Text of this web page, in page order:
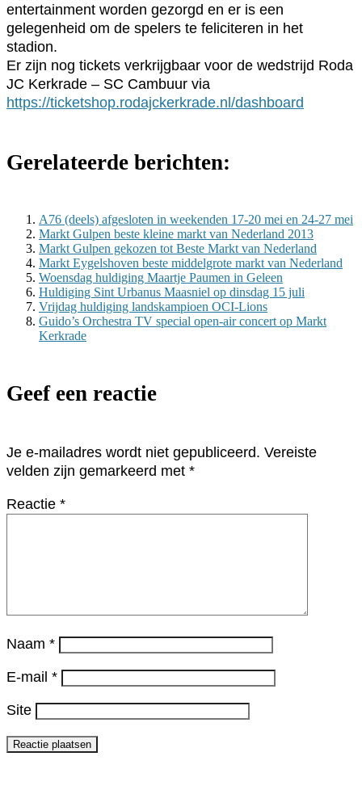
entertainment worden gezorgd en er is een
gelegenheid om de spelers te feliciteren in het
stadion.
Er zijn nog tickets verkrijgbaar voor de wedstrijd Roda
JC Kerkrade – SC Cambuur via
https://ticketshop.rodajckerkrade.nl/dashboard
Gerelateerde berichten:
A76 (deels) afgesloten in weekenden 17-20 mei en 24-27 mei
Markt Gulpen beste kleine markt van Nederland 2013
Markt Gulpen gekozen tot Beste Markt van Nederland
Markt Eygelshoven beste middelgrote markt van Nederland
Woensdag huldiging Maartje Paumen in Geleen
Huldiging Sint Urbanus Maasniel op dinsdag 15 juli
Vrijdag huldiging landskampioen OCI-Lions
Guido’s Orchestra TV special open-air concert op Markt
Kerkrade
Geef een reactie
Je e-mailadres wordt niet gepubliceerd. Vereiste
velden zijn gemarkeerd met *
Reactie *
Naam *
E-mail *
Site